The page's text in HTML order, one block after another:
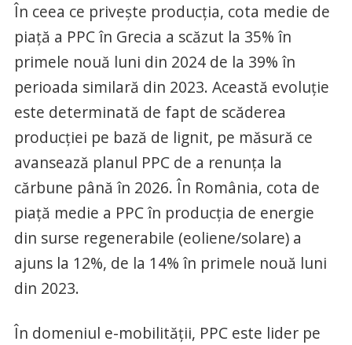
În ceea ce privește producția, cota medie de
piață a PPC în Grecia a scăzut la 35% în
primele nouă luni din 2024 de la 39% în
perioada similară din 2023. Această evoluție
este determinată de fapt de scăderea
producției pe bază de lignit, pe măsură ce
avansează planul PPC de a renunța la
cărbune până în 2026. În România, cota de
piață medie a PPC în producția de energie
din surse regenerabile (eoliene/solare) a
ajuns la 12%, de la 14% în primele nouă luni
din 2023.
În domeniul e-mobilității, PPC este lider pe